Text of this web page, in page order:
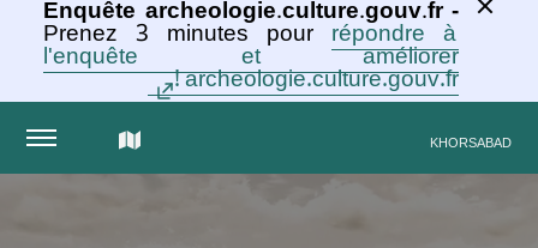
Enquête archeologie.culture.gouv.fr -
Prenez 3 minutes pour répondre à
l'enquête et améliorer
archeologie.culture.gouv.fr !
KHORSABAD الخريطة